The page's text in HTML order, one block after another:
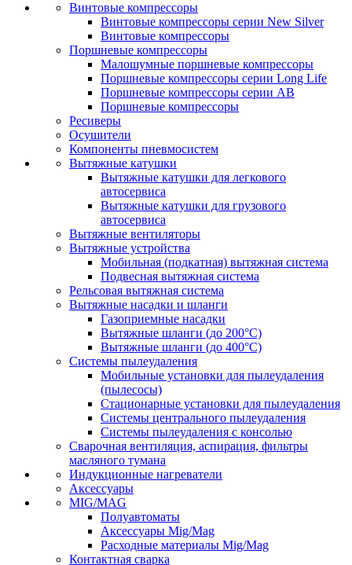
Винтовые компрессоры
Винтовые компрессоры серии New Silver
Винтовые компрессоры
Поршневые компрессоры
Малошумные поршневые компрессоры
Поршневые компрессоры серии Long Life
Поршневые компрессоры серии AB
Поршневые компрессоры
Ресиверы
Осушители
Компоненты пневмосистем
Вытяжные катушки
Вытяжные катушки для легкового
автосервиса
Вытяжные катушки для грузового
автосервиса
Вытяжные вентиляторы
Вытяжные устройства
Мобильная (подкатная) вытяжная система
Подвесная вытяжная система
Рельсовая вытяжная система
Вытяжные насадки и шланги
Газоприемные насадки
Вытяжные шланги (до 200°C)
Вытяжные шланги (до 400°C)
Системы пылеудаления
Мобильные установки для пылеудаления
(пылесосы)
Стационарные установки для пылеудаления
Системы центрального пылеудаления
Системы пылеудаления с консолью
Сварочная вентиляция, аспирация, фильтры
масляного тумана
Индукционные нагреватели
Аксессуары
MIG/MAG
Полуавтоматы
Аксессуары Mig/Mag
Расходные материалы Mig/Mag
Контактная сварка